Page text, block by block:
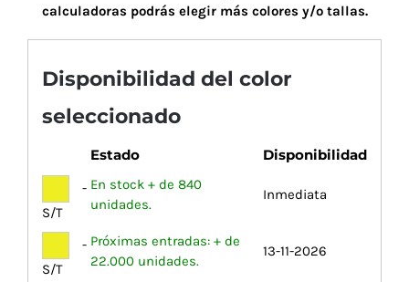
calculadoras podrás elegir más colores y/o tallas.
Disponibilidad del color
seleccionado
Estado Disponibilidad
-
S/T
En stock + de 840
unidades.
Inmediata
-
S/T
Próximas entradas: + de
22.000 unidades.
13-11-2026